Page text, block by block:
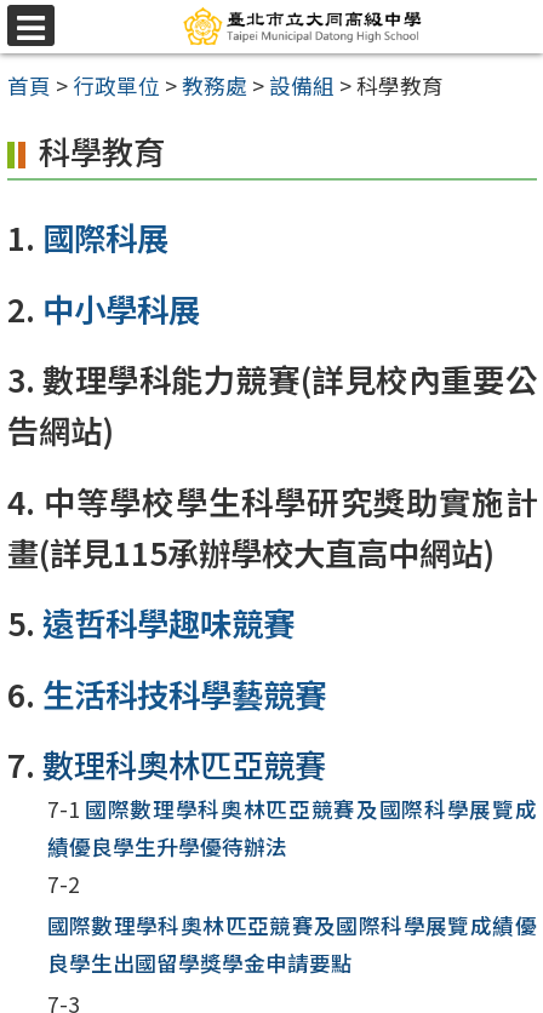
跳
至
主
內
區
選
單
首頁 > 行政單位 >教務處 > 設備組 >科學教育
科學教育
1. 國際科展
2. 中小學科展
3. 數理學科能力競賽(詳見校內重要公
告網站)
4. 中等學校學生科學研究獎助實施計
畫(詳見115承辦學校大直高中網站)
5. 遠哲科學趣味競賽
6. 生活科技科學藝競賽
7. 數理科奧林匹亞競賽
7-1 國際數理學科奧林匹亞競賽及國際科學展覽成
績優良學生升學優待辦法
7-2
國際數理學科奧林匹亞競賽及國際科學展覽成績優
良學生出國留學獎學金申請要點
7-3